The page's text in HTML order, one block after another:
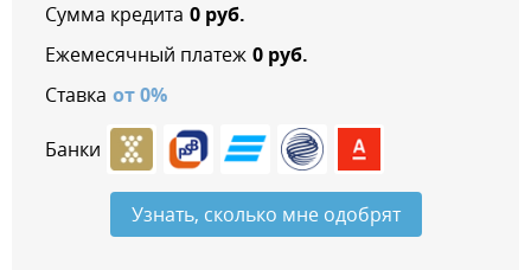
Сумма кредита 0руб.
Ежемесячный платеж 0руб.
Ставка от0%
Банки
Узнать, сколько мне одобрят